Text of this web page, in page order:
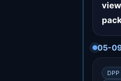
05-
DPP